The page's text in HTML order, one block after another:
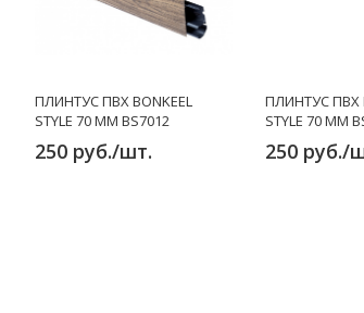
ПЛИНТУС ПВХ BONKEEL
STYLE 70 ММ BS7012
250 руб./шт.
ПЛИНТУС ПВХ
STYLE 70 ММ
250 руб./